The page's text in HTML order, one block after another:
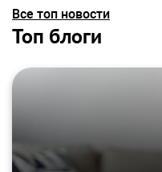
Все топ новости
Топ блоги